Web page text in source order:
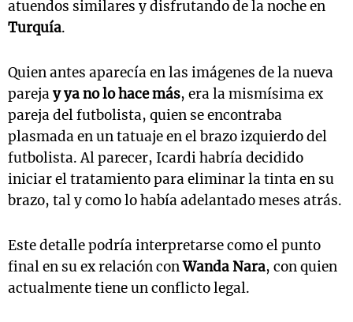
atuendos similares y disfrutando de la noche en
Turquía.
Quien antes aparecía en las imágenes de la nueva
parejay ya no lo hace más, era la mismísima ex
pareja del futbolista, quien se encontraba
plasmada en un tatuaje en el brazo izquierdo del
futbolista. Al parecer, Icardi habría decidido
iniciar el tratamiento para eliminar la tinta en su
brazo, tal y como lo había adelantado meses atrás.
Este detalle podría interpretarse como el punto
final en su ex relación conWanda Nara, con quien
actualmente tiene un conflicto legal.